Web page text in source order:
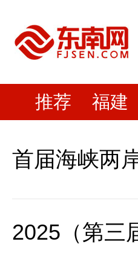
推荐 福建
首届海峡两
2025（第三